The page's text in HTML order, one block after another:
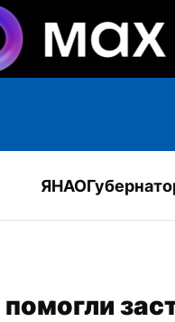
ЯНАО